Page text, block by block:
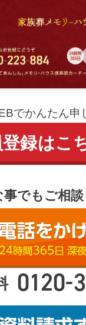
でかんたん申
録はこ
事でもご相
0120-